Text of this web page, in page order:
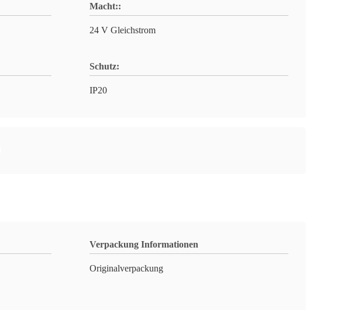
Macht::
24 V Gleichstrom
Schutz:
IP20
Verpackung Informationen
Originalverpackung